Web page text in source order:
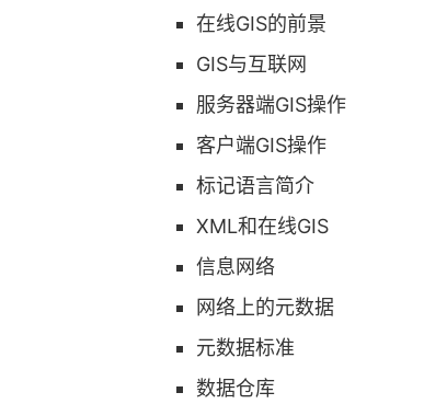
在线GIS的前景
GIS与互联网
服务器端GIS操作
客户端GIS操作
标记语言简介
XML和在线GIS
信息网络
网络上的元数据
元数据标准
数据仓库